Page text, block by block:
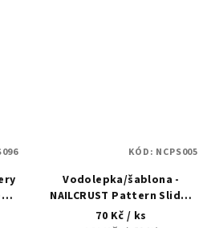
-
Vodolepka/šablona -
NAILCRUST Pattern Slider
#5
70 Kč / ks
KÓD: NCPS005